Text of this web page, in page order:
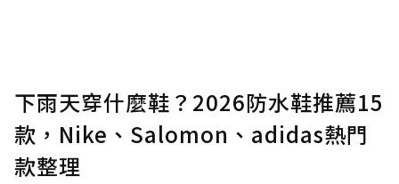
下雨天穿什麼鞋？2026防水鞋推薦15
款，Nike、Salomon、adidas熱門
款整理